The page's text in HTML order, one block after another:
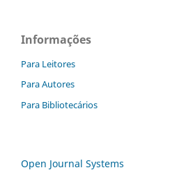
Informações
Para Leitores
Para Autores
Para Bibliotecários
Open Journal Systems